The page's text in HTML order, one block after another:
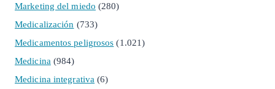
Marketing del miedo (280)
Medicalización (733)
Medicamentos peligrosos (1.021)
Medicina (984)
Medicina integrativa (6)